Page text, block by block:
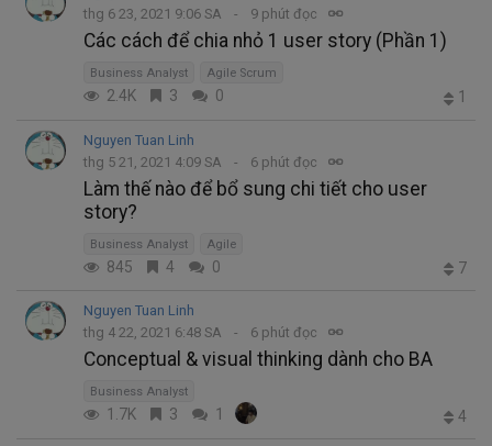
thg 6 23, 2021 9:06 SA
9 phút đọc
Các cách để chia nhỏ 1 user story (Phần 1)
Business Analyst Agile Scrum
2.4K 3 0 1
Nguyen Tuan Linh
thg 5 21, 2021 4:09 SA
6 phút đọc
Làm thế nào để bổ sung chi tiết cho user
story?
Business Analyst Agile
845 4 0 7
Nguyen Tuan Linh
thg 4 22, 2021 6:48 SA
6 phút đọc
Conceptual & visual thinking dành cho BA
Business Analyst
1.7K 3 1 4